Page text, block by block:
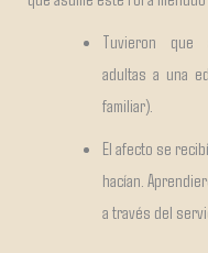
Tuvieron que
adultas a una
familiar).
El afecto se
hacían.
a través del